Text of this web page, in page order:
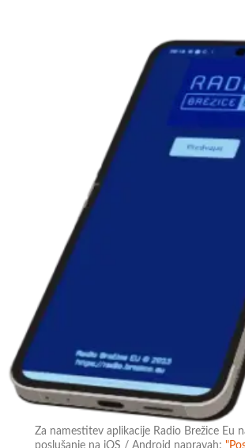
Za namestitev aplikacije Radio Brežice Eu
poslušanje na iOS / Android napravah: